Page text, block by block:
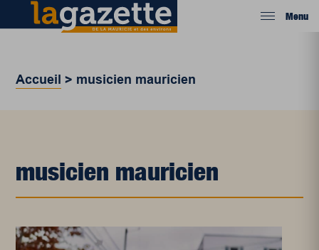
Menu
Accueil > musicien mauricien
musicien mauricien